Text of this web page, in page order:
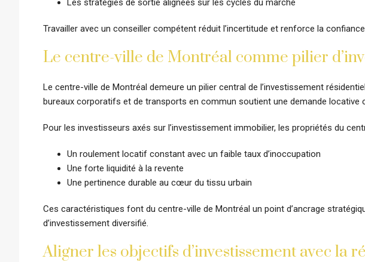
Les stratégies de sortie alignées sur les cycles du marché
Travailler avec un conseiller compétent réduit l’incertitude et renforce la
Le centre-ville de Montréal comme pilier
Le centre-ville de Montréal demeure un pilier central de l’investissement
bureaux corporatifs et de transports en commun soutient une demande locative
Pour les investisseurs axés sur l’investissement immobilier, les propriétés du
Un roulement locatif constant avec un faible taux d’inoccupation
Une forte liquidité à la revente
Une pertinence durable au cœur du tissu urbain
Ces caractéristiques font du centre-ville de Montréal un point d’ancrage
d’investissement diversifié.
Aligner les objectifs d’investissement avec la